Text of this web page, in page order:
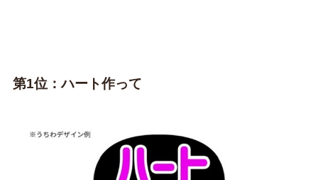
第1位：ハート作って